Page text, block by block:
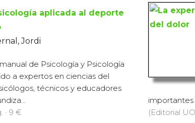
aplicada al deporte
Jordi
de Psicología y Psicología
a expertos en ciencias del
técnicos y educadores
· 9 €
importantes
(Editorial